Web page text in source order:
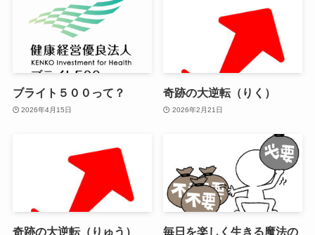
ブライト５００って？
2026年4月15日
奇跡の大逆転（りく）
2026年2月21日
奇跡の大逆転（りゅう） 毎日を楽しく生きる魔法の